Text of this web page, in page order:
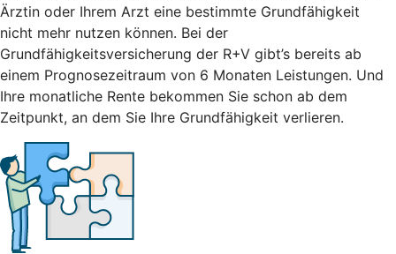
Ärztin oder Ihrem Arzt eine bestimmte Grundfähigkeit
nicht mehr nutzen können. Bei der
Grundfähigkeitsversicherung der R+V gibt’s bereits ab
einem Prognosezeitraum von 6 Monaten Leistungen. Und
Ihre monatliche Rente bekommen Sie schon ab dem
Zeitpunkt, an dem Sie Ihre Grundfähigkeit verlieren.